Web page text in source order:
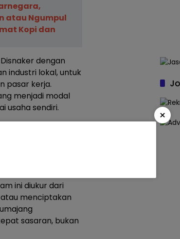
atau Ngumpul
Kopi dan
dengan
industri lokal, untuk
pasar kerja.
menjadi modal
usaha sendiri.
Kepada
ini diukur dari
menciptakan
sasaran, bukan
×